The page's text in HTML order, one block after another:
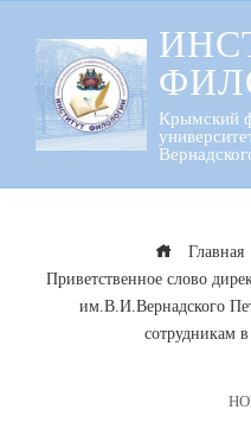
содержанию
Крымский
Главная
Приветственное слово
им.В.И.Вернадского
сотрудникам